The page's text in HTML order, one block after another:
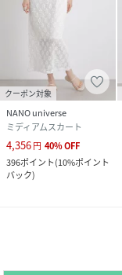
クーポン対象
NANO universe
ミディアムスカート
4,356円 40%OFF
396ポイント(10%ポイント
バック)